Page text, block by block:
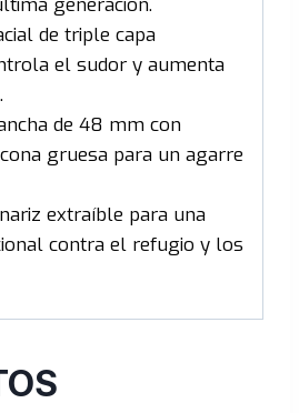
de triple capa
el sudor y aumenta
de 48 mm con
gruesa para un agarre
extraíble para una
contra el refugio y los